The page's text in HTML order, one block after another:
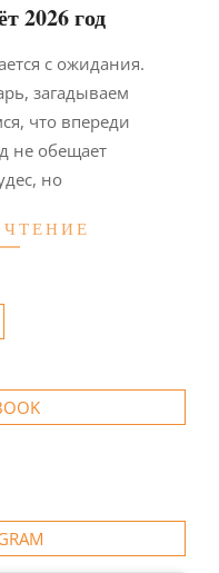
2026 год
с ожидания.
загадываем
что впереди
не обещает
но